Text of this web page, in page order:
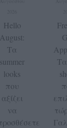
Hello
August:
Τα
summer
looks
που
αξίζει
να